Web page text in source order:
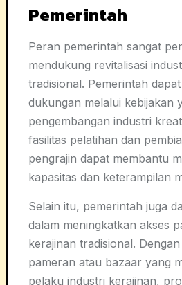
Pemerintah
Peran pemerintah sangat
mendukung revitalisasi
tradisional. Pemerintah
dukungan melalui kebijakan
pengembangan industri
fasilitas pelatihan dan
pengrajin dapat membantu
kapasitas dan keterampilan
Selain itu, pemerintah juga
dalam meningkatkan akses
kerajinan tradisional.
pameran atau bazaar yang
pelaku industri kerajinan,